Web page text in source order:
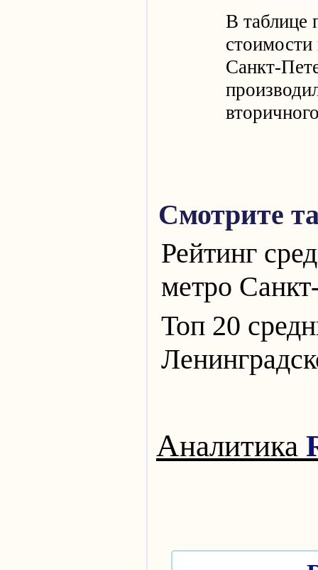
В таблице
стоимости
Санкт-
Смотрите
Рейтинг
метро
Топ 20
Аналитика